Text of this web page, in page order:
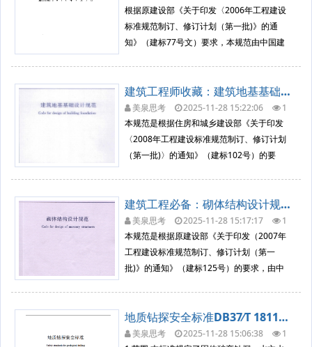
要求。为了适用新的发展要求，对林...
706
工程勘察
根据原建设部《关于印发〈2006年工程建设
标准规范制订、修订计划（第一批)》的通
知》（建标77号文）要求，本规范由中国建
先进标准，并在广泛征求意见的基础上修订
完成。 本规范的主要内容是：总则、术语和
符号基本设计规定、材料、结...
建筑工程师收藏：建筑地基基础设计规范（GB 50007-2011）摘要及全文下载
美泉思考 2025-11-28 15:22:06
1
932
工程勘察
本规范是根据住房和城乡建设部《关于印发
〈2008年工程建设标准规范制订、修订计划
（第一批)〉的通知》（建标102号）的要
2的基础上修订完成的。 本规范在编制过程
中，编制组经广泛调查研究，认真总结实践
经验，参考国外先...
建筑工程必备：砌体结构设计规范（GB 50003-2011）详见附件
美泉思考 2025-11-28 15:17:17
1
695
工程勘察
本规范是根据原建设部《关于印发（2007年
工程建设标准规范制订、修订计划（第一
批)》的通知》（建标125号）的要求，由中
的基础上进行修订而成的。 修订过程中，编
制组按“增补、简化、完善”的原则，在考虑了
地质钻探安全标准DB37∕T 1811-2011 ，解读及全文
美泉思考 2025-11-28 15:06:38
1